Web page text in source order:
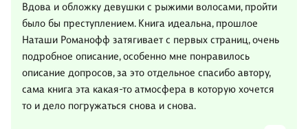
Вдова и обложку девушки с рыжими волосами, пройти
было бы преступлением. Книга идеальна, прошлое
Наташи Романофф затягивает с первых страниц, очень
подробное описание, особенно мне понравилось
описание допросов, за это отдельное спасибо автору,
сама книга эта какая-то атмосфера в которую хочется
то и дело погружаться снова и снова.